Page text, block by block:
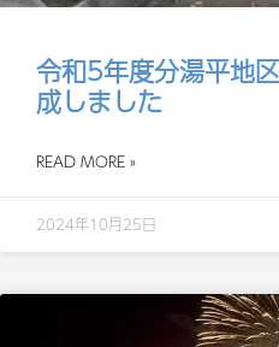
令和5年度分湯平地
成しました
READ MORE »
2024年10月25日